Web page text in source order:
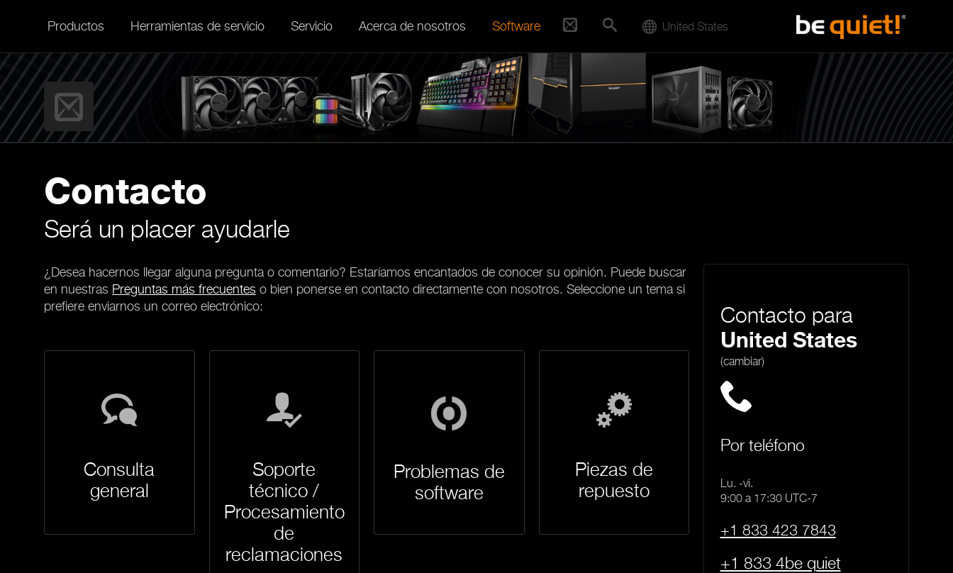
Productos Herramientas de servicio Servicio Acerca de nosotros Software United States
Contacto
Será un placer ayudarle
¿Desea hacernos llegar alguna pregunta o comentario? Estaríamos encantados de conocer su opinión. Puede buscar
en nuestras Preguntas más frecuentes o bien ponerse en contacto directamente con nosotros. Seleccione un tema si
prefiere enviarnos un correo electrónico:
Consulta
general
Soporte
técnico /
Procesamiento
de
reclamaciones
Problemas de
software
Piezas de
repuesto
Contacto para
United States
(cambiar)
Por teléfono
Lu. -vi.
9:00 a 17:30 UTC-7
+1 833 423 7843
+1 833 4be quiet